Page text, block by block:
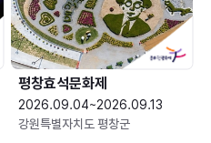
평창효석문화제
2026.09.04~2026.09.13
강원특별자치도 평창군